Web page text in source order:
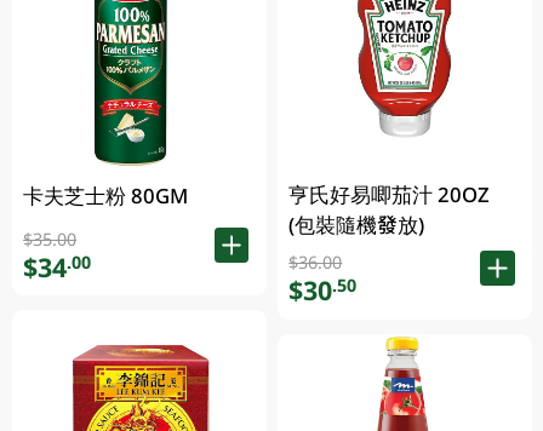
卡夫芝士粉 80GM
$35.00
$34.00
亨氏好易唧茄汁 20OZ
(包裝隨機發放)
$36.00
$30.50